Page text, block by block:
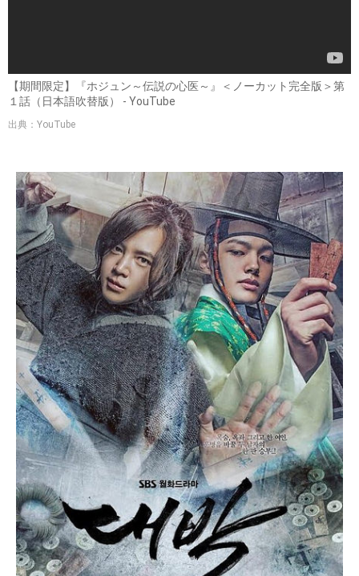
【期間限定】『ホジュン～伝説の心医～』＜ノーカット完全版＞第
１話（日本語吹替版） - YouTube
出典：YouTube